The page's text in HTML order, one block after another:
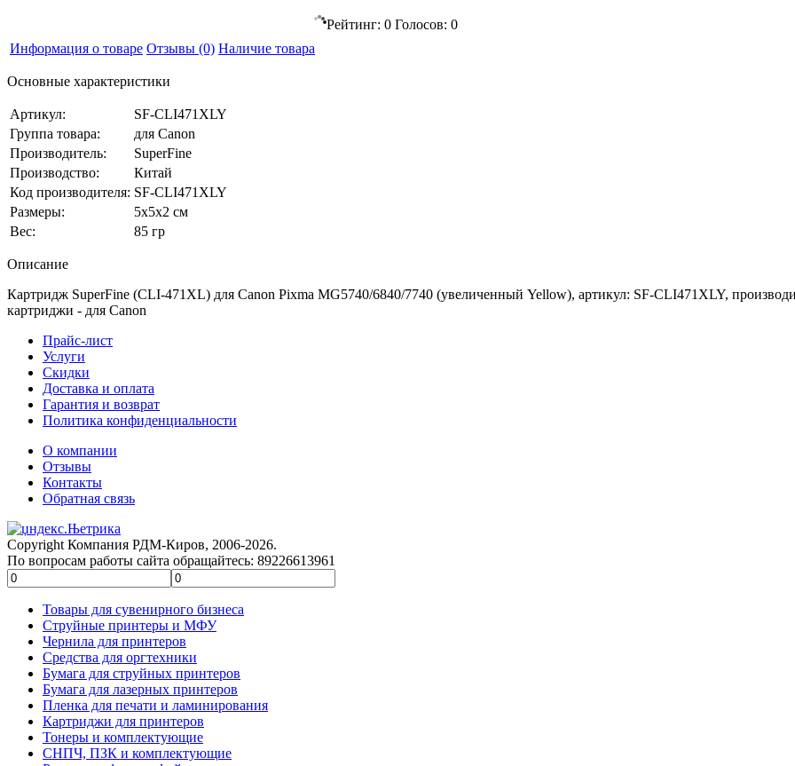
Рейтинг: 0 Голосов: 0
Информация о товаре Отзывы (0) Наличие товара
Основные характеристики
Артикул:
SF-CLI471XLY
Группа товара:
для Canon
Производитель:
SuperFine
Производство:
Китай
Код производителя: SF-CLI471XLY
Размеры:
5x5x2 см
Вес:
85 гр
Описание
Картридж SuperFine (CLI-471XL) для Canon Pixma MG5740/6840/7740 (увеличенный Yellow), артикул: SF-CLI471XLY,
картриджи - для Canon
Прайс-лист
Услуги
Скидки
Доставка и оплата
Гарантия и возврат
Политика конфиденциальности
О компании
Отзывы
Контакты
Обратная связь
Copyright Компания РДМ-Киров, 2006-2026.
По вопросам работы сайта обращайтесь: 89226613961
Товары для сувенирного бизнеса
Струйные принтеры и МФУ
Чернила для принтеров
Средства для оргтехники
Бумага для струйных принтеров
Бумага для лазерных принтеров
Пленка для печати и ламинирования
Картриджи для принтеров
Тонеры и комплектующие
СНПЧ, ПЗК и комплектующие